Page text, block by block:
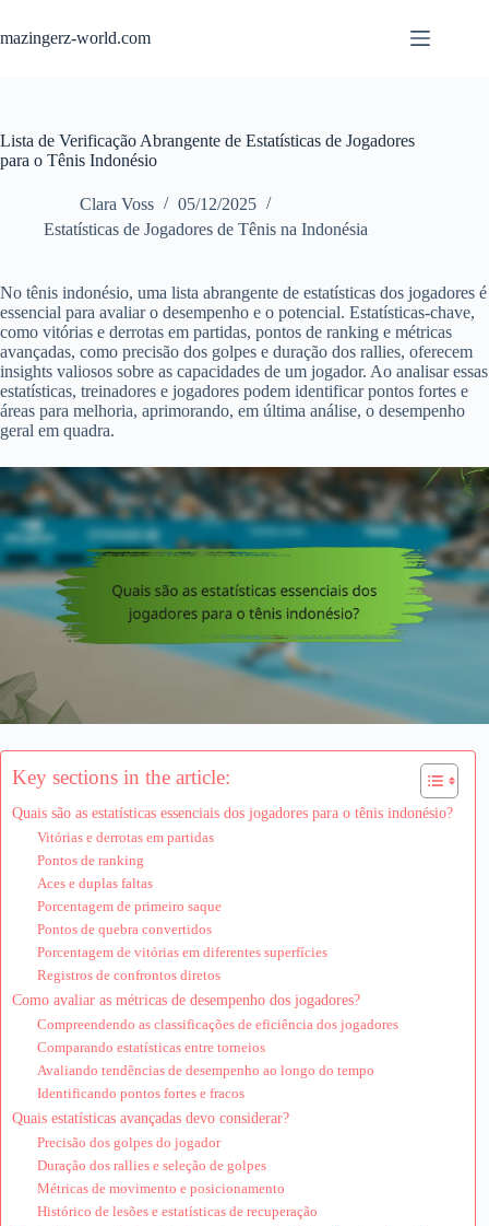
content
mazingerz-world.com
Lista de Verificação Abrangente de Estatísticas de Jogadores
para o Tênis Indonésio
Clara Voss
05/12/2025
Estatísticas de Jogadores de Tênis na Indonésia
No tênis indonésio, uma lista abrangente de estatísticas dos jogadores é
essencial para avaliar o desempenho e o potencial. Estatísticas-chave,
como vitórias e derrotas em partidas, pontos de ranking e métricas
avançadas, como precisão dos golpes e duração dos rallies, oferecem
insights valiosos sobre as capacidades de um jogador. Ao analisar essas
estatísticas, treinadores e jogadores podem identificar pontos fortes e
áreas para melhoria, aprimorando, em última análise, o desempenho
geral em quadra.
Key sections in the article:
Quais são as estatísticas essenciais dos jogadores para o tênis indonésio?
Vitórias e derrotas em partidas
Pontos de ranking
Aces e duplas faltas
Porcentagem de primeiro saque
Pontos de quebra convertidos
Porcentagem de vitórias em diferentes superfícies
Registros de confrontos diretos
Como avaliar as métricas de desempenho dos jogadores?
Compreendendo as classificações de eficiência dos jogadores
Comparando estatísticas entre torneios
Avaliando tendências de desempenho ao longo do tempo
Identificando pontos fortes e fracos
Quais estatísticas avançadas devo considerar?
Precisão dos golpes do jogador
Duração dos rallies e seleção de golpes
Métricas de movimento e posicionamento
Histórico de lesões e estatísticas de recuperação